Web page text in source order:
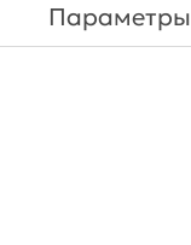
Параметры